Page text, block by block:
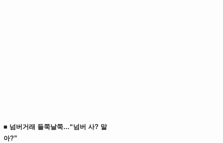
■ 넘버거래 들쭉날쭉…“넘버 사? 말
아?”